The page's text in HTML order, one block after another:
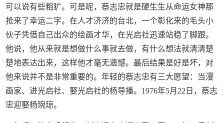
可以说有些粗犷。可是呢，蔡志忠就是硬生生从命运女神那
抢来了幸运二字。在人才济济的台北，一个彰化来的毛头小
伙子凭借自己出众的绘画才华，在光启社迅速站稳了脚跟。
他说，他从来就是想做什么事就去做，有什么想法就清清楚
楚地表达出来，这样他才毫无遗憾。最后结果是好是坏，对
他来说并不是非常重要的。年轻的蔡志忠有三大愿望：当漫
画家、进光启社、娶光启社的杨导播。1976年5月22日，蔡志
忠迎娶杨琬琼。